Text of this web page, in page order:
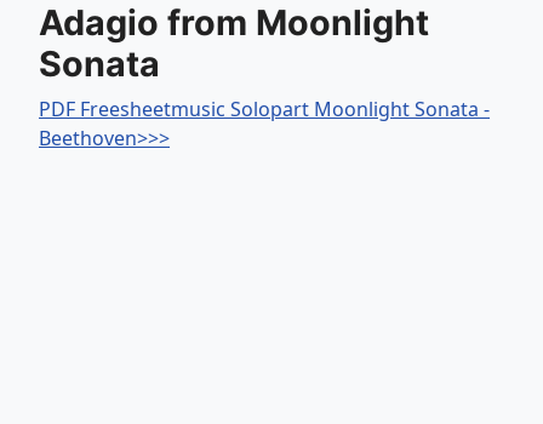
Adagio from Moonlight
Sonata
PDF Freesheetmusic Solopart Moonlight Sonata -
Beethoven>>>